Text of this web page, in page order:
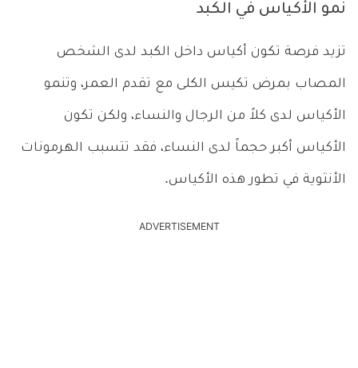
نمو الأكياس في الكبد
تزيد فرصة تكون أكياس داخل الكبد لدى الشخص
المصاب بمرض تكيس الكلى مع تقدم العمر، وتنمو
الأكياس لدى كلاً من الرجال والنساء، ولكن تكون
الأكياس أكبر حجماً لدى النساء، فقد تتسبب الهرمونات
الأنثوية في تطور هذه الأكياس.
ADVERTISEMENT